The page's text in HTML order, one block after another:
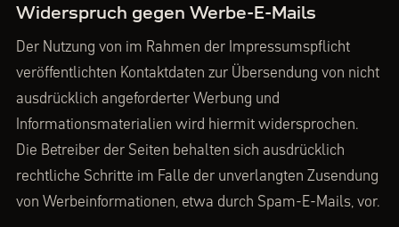
Widerspruch gegen Werbe-E-Mails
Der Nutzung von im Rahmen der Impressumspflicht
veröffentlichten Kontaktdaten zur Übersendung von nicht
ausdrücklich angeforderter Werbung und
Informationsmaterialien wird hiermit widersprochen.
Die Betreiber der Seiten behalten sich ausdrücklich
rechtliche Schritte im Falle der unverlangten Zusendung
von Werbeinformationen, etwa durch Spam-E-Mails, vor.